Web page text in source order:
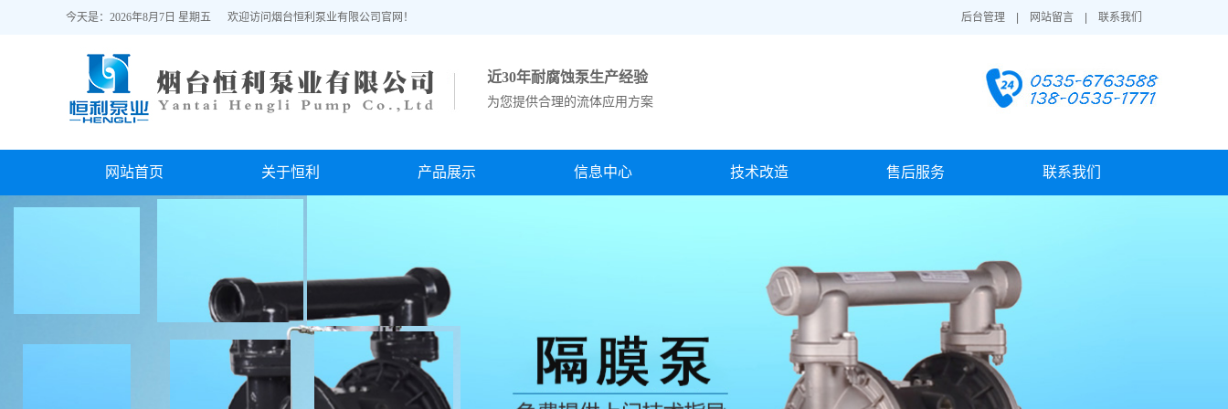
后台管理 网站留言 |联系我们
今天是：2026年8月7日 星期五 欢迎访问烟台恒利泵业有限公司官网！
近30年耐腐蚀泵生产经验
为您提供合理的流体应用方案
网站首页 关于恒利 产品展示 信息中心 技术改造 售后服务 联系我们